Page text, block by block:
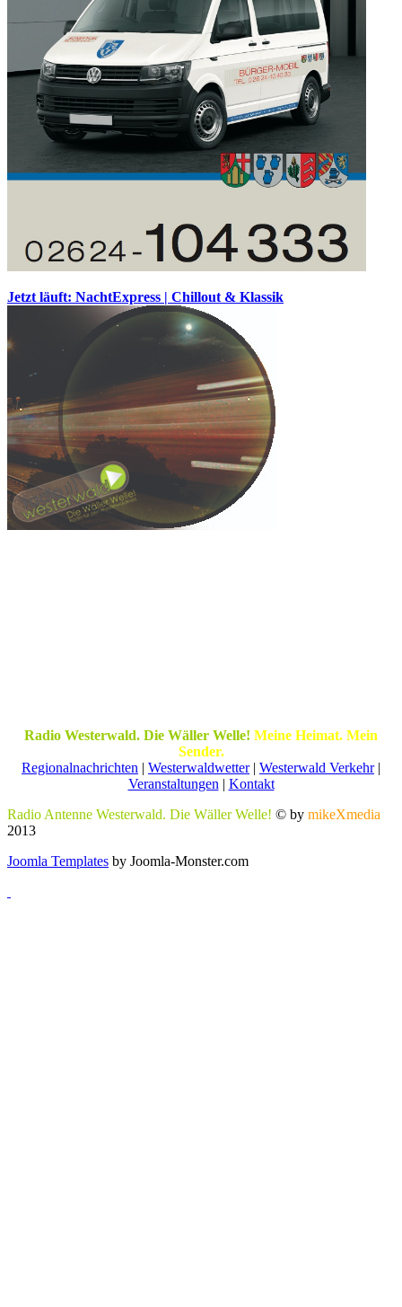
Jetzt läuft: NachtExpress | Chillout & Klassik
Radio Westerwald. Die Wäller Welle! Meine Heimat. Mein
Sender.
Regionalnachrichten | Westerwaldwetter| Westerwald Verkehr|
Veranstaltungen | Kontakt
Radio Antenne Westerwald. Die Wäller Welle! © by mikeXmedia
2013
Joomla Templates by Joomla-Monster.com